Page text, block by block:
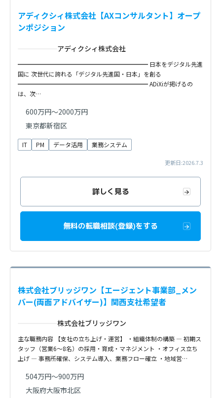
アディクシィ株式会社【AXコンサルタント】オープ
ンポジション
アディクシィ株式会社
━━━━━━━━━━━━━━━━━━━━━━ 日本をデジタル先進
国に 次世代に誇れる「デジタル先進国・日本」を創る
━━━━━━━━━━━━━━━━━━━━━━ ADiXiが掲げるの
は、次…
600万円～2000万円
東京都新宿区
IT PM データ活用 業務システム
更新日:2026.7.3
詳しく見る
無料の転職相談(登録)をする
株式会社ブリッジワン【エージェント事業部_メン
バー(両面アドバイザー)】関西支社希望者
株式会社ブリッジワン
主な職務内容 【支社の立ち上げ・運営】 ・組織体制の構築 — 初期ス
タッフ（営業6～8名）の採用・育成・マネジメント ・オフィス立ち
上げ — 事務所確保、システム導入、業務フロー確立 ・地域営…
504万円～900万円
大阪府大阪市北区